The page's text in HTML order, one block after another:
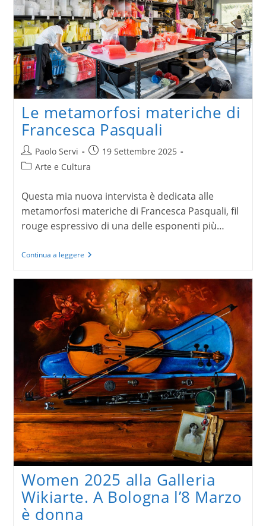
Le metamorfosi materiche di
Francesca Pasquali
Autore
dell'articolo:
Paolo Servi
Articolo
pubblicato:
19 Settembre 2025
Categoria
Arte e Cultura
Questa mia nuova intervista è dedicata alle
metamorfosi materiche di Francesca Pasquali, fil
rouge espressivo di una delle esponenti più…
Continua a leggereLe
di
Francesca
Pasquali
Women 2025 alla Galleria
Wikiarte. A Bologna l’8 Marzo
è donna